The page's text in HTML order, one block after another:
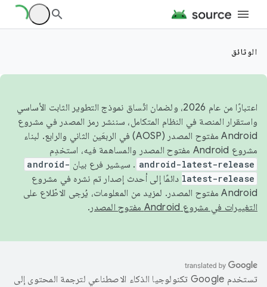
الوثائق
اعتبارًا من عام 2026، ولضمان اتّساق نموذج التطوير الثابت الأساسي
واستقرار المنصة في النظام المتكامل، سننشر رمز المصدر في مشروع
Android مفتوح المصدر (AOSP) في الربعَين الثاني والرابع. لبناء
مشروع Android مفتوح المصدر والمساهمة فيه، استخدِم
android-latest-release . سيشير فرع بيان android-
latest-release دائمًا إلى أحدث إصدار تم نشره في مشروع
Android مفتوح المصدر. لمزيد من المعلومات، يُرجى الاطّلاع على
التغييرات في مشروع Android مفتوح المصدر
.
تستخدم Google تكنولوجيا الذكاء الاصطناعي لترجمة المحتوى إلى